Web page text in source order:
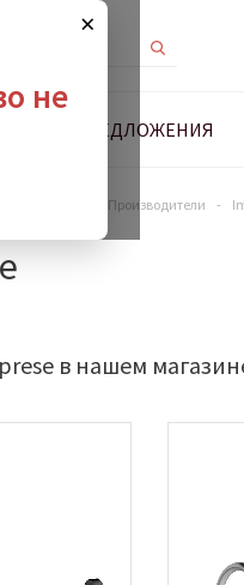
×
не
ПРЕДЛОЖЕНИЯ
Производители -
в нашем